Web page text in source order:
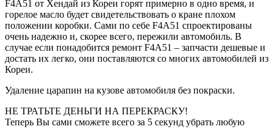
F4A51 от Хендай из Кореи горят примерно в одно время, и
горелое масло будет свидетельствовать о кране плохом
положении коробки. Сами по себе F4A51 спроектированы
очень надежно и, скорее всего, пережили автомобиль. В
случае если понадобится ремонт F4A51 – запчасти дешевые и
достать их легко, они поставляются со многих автомобилей из
Кореи.
Удаление царапин на кузове автомобиля без покраски.
НЕ ТРАТЬТЕ ДЕНЬГИ НА ПЕРЕКРАСКУ!
Теперь Вы сами сможете всего за 5 секунд убрать любую